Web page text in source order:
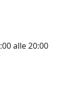
alle 20:00